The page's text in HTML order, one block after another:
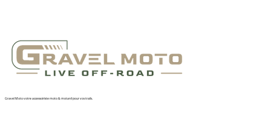
Gravel Moto votre accessoiriste moto & motard pour vos trails.